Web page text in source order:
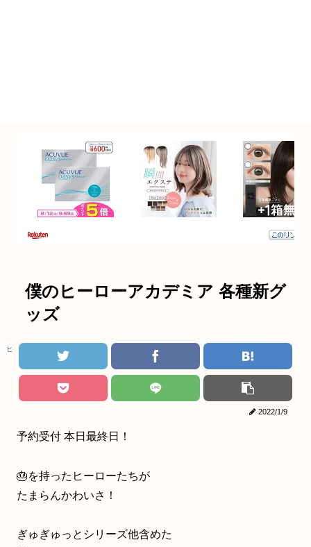
僕のヒーローアカデミア 各種新グ
ッズ
ヒロアカ
2022/1/9
予約受付 本日最終日！
🎂を持ったヒーローたちが
たまらんかわいさ！
ぎゅぎゅっとシリーズ他含めた